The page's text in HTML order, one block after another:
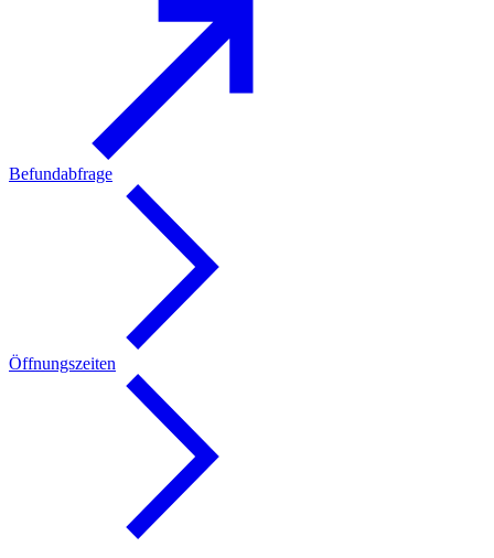
Befundabfrage
Öffnungszeiten